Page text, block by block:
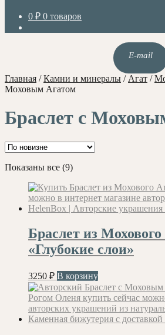
0 ₽ 0 товаров
E-mail
Главная /Камни и минералы / Агат /
Моховым Агатом
Браслет с
Показаны все (9)Сортировка:
недавние
Браслет из Мохового
«Глубокие слои»
3250 ₽ В корзину